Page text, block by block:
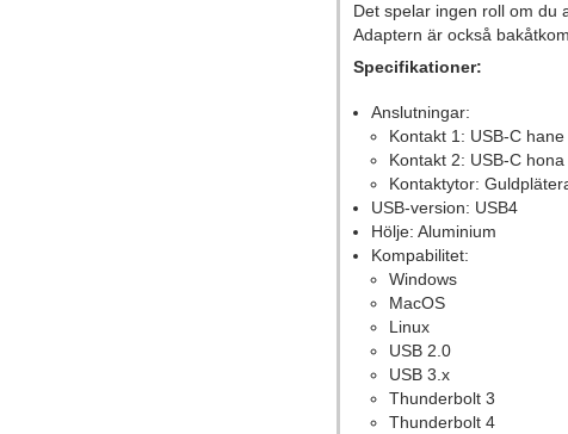
Det spelar ingen roll om du
Adaptern är också
Specifikationer:
Anslutningar:
Kontakt 1: USB-C hane
Kontakt 2: USB-C hona
Kontaktytor:
USB-version: USB4
Hölje: Aluminium
Kompabilitet:
Windows
MacOS
Linux
USB 2.0
USB 3.x
Thunderbolt 3
Thunderbolt 4